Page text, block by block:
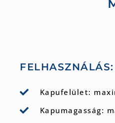
FELHASZNÁLÁS:
Kapufelület:
Kapumagasság: